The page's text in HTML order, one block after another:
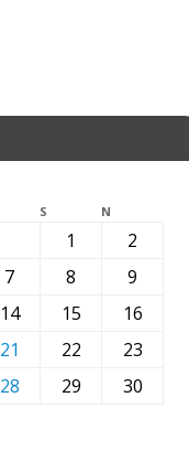
S N
1
2
7 8
9
14 15
16
21 22
23
28 29
30